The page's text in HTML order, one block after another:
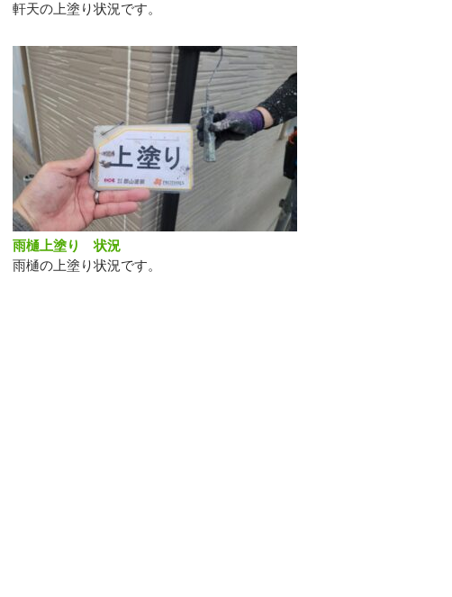
軒天の上塗り状況です。
雨樋上塗り 状況
雨樋の上塗り状況です。